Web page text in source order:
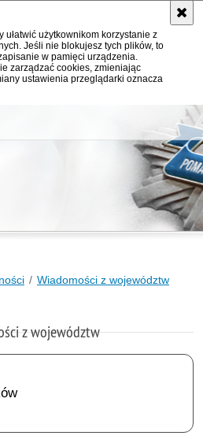
użytkownikom korzystanie z
Jeśli nie blokujesz tych plików, to
w pamięci urządzenia.
zarządzać cookies, zmieniając
ustawienia przeglądarki oznacza
Wiadomości z województw
z województw